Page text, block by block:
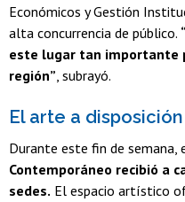
Económicos y Gestión
alta concurrencia de público.
este lugar tan importante
región” , subrayó.
El arte a
Durante este fin de semana,
Contemporáneo recibió a
sedes. El espacio artístico